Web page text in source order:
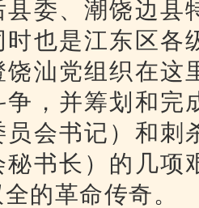
县委、潮饶边县
时也是江东区各
饶汕党组织在这
争，并筹划和完
员会书记）和刺
秘书长）的几项
的革命传奇。